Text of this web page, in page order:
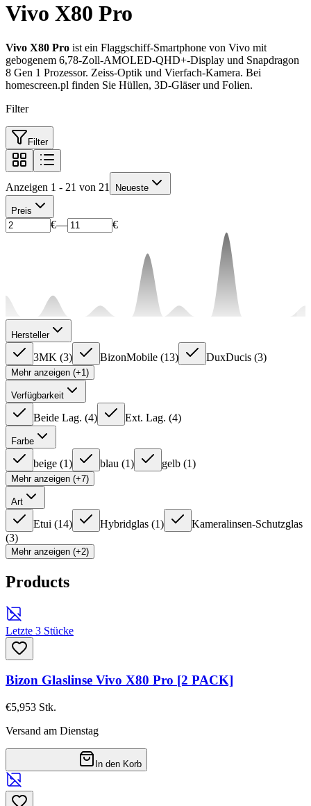
Vivo X80 Pro
Vivo X80 Pro ist ein Flaggschiff-Smartphone von Vivo mit
gebogenem 6,78-Zoll-AMOLED-QHD+-Display und Snapdragon
8 Gen 1 Prozessor. Zeiss-Optik und Vierfach-Kamera. Bei
homescreen.pl finden Sie Hüllen, 3D-Gläser und Folien.
Filter
Filter
Anzeigen 1 - 21 von 21 Neueste
Preis
€— €
Hersteller
3MK (3) BizonMobile (13) DuxDucis (3)
Mehr anzeigen (+1)
Verfügbarkeit
Beide Lag. (4) Ext. Lag. (4)
Farbe
beige (1) blau (1) gelb (1)
Mehr anzeigen (+7)
Art
Etui (14) Hybridglas (1)
Kameralinsen-Schutzglas
(3)
Mehr anzeigen (+2)
Products
Letzte 3 Stücke
Bizon Glaslinse Vivo X80 Pro [2 PACK]
€5,953 Stk.
Versand am Dienstag
In den Korb